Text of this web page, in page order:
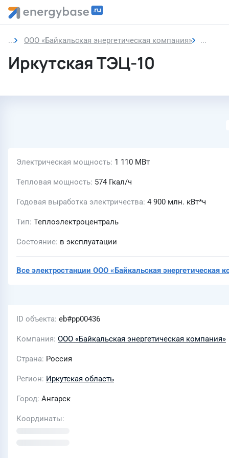
ООО «Байкальская энергетическая компания»
Иркутская ТЭЦ-10
Электрическая мощность 1 110 МВт
Тепловая мощность 574 Гкал/ч
Годовая выработка электричества 4 900 млн. кВт*ч
Тип Теплоэлектроцентраль
Состояние в эксплуатации
Все электростанции ООО «Байкальская энергетическая
ID объекта eb#pp00436
Компания ООО «Байкальская энергетическая компания»
Страна Россия
Регион Иркутская область
Город Ангарск
Координаты